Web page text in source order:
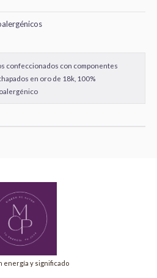
confeccionados con componentes
en oro de 18k, 100%
energía y significado